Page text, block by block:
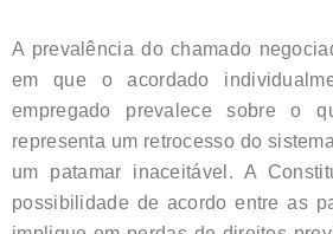
A prevalência do chamado
em que o acordado
empregado prevalece sobre o
representa um retrocesso do
um patamar inaceitável. A
possibilidade de acordo entre as